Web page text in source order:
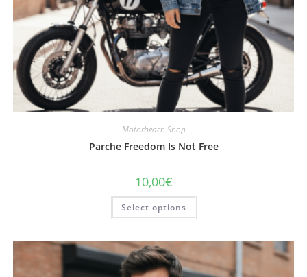
Motorbeach Shop
Parche Freedom Is Not Free
10,00€
Select options